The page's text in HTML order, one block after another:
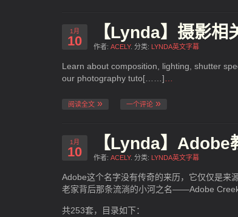
1月
10 【Lynda】摄影
作者: ACELY. 分类: LYNDA英文字幕
Learn about composition, lighting, shutter
our photography tuto[……]
阅读全文 一个评论
1月
10 【Lynda】Adobe
作者: ACELY. 分类: LYNDA英文字幕
Adobe这个名字没有传奇的来历，它仅仅是
老家背后那条流淌的小河之名——Adobe Creek
共253套，目录如下：